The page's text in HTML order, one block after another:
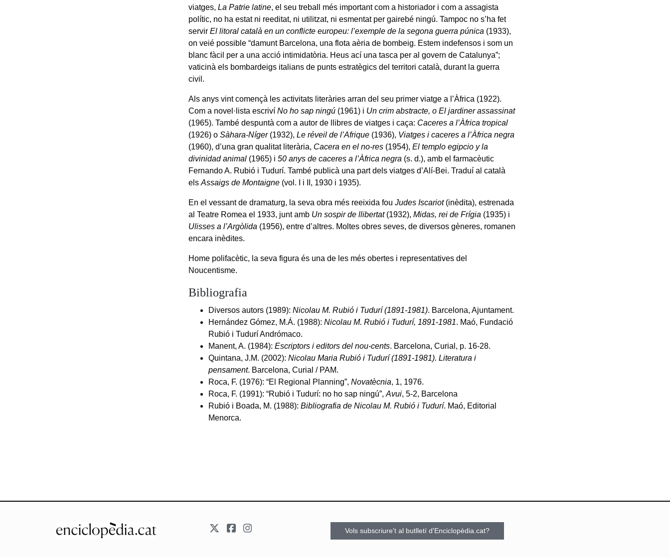
viatges,La Patrie latine, el seu treball més important com a historiador i com a assagista
polític, no ha estat ni reeditat, ni utilitzat, ni esmentat per gairebé ningú. Tampoc no s’ha fet
servirEl litoral català en un conflicte europeu: l’exemple de la segona guerra púnica (1933),
on veié possible“damunt Barcelona, una flota aèria de bombeig. Estem indefensos i som un
blanc fàcil per a una acció intimidatòria. Heus ací una tasca per al govern de Catalunya”;
vaticinà els bombardeigs italians de punts estratègics del territori català, durant la guerra
civil.
Als anys vint començà les activitats literàries arran del seu primer viatge a l’Àfrica (1922).
Com a novel·lista escrivíNo ho sap ningú (1961) i Un crim abstracte, o El jardiner assassinat
(1965). També despuntà com a autor de llibres de viatges i caça: Caceres a l’Àfrica tropical
(1926) oSàhara-Níger(1932),Le réveil de l’Afrique (1936), Viatges i caceres a l’Àfrica negra
(1960), d’una gran qualitat literària, Cacera en el no-res (1954),El templo egipcio y la
divinidad animal (1965) i50 anys de caceres a l’Àfrica negra (s. d.), amb el farmacèutic
Fernando A. Rubió i Tudurí. També publicà una part dels viatges d’Alí-Bei. Traduí al català
elsAssaigs de Montaigne (vol. I i II, 1930 i 1935).
En el vessant de dramaturg, la seva obra més reeixida fouJudes Iscariot(inèdita), estrenada
al Teatre Romea el 1933, junt amb Un sospir de llibertat(1932),Midas, rei de Frígia (1935) i
Ulisses a l’Argòlida (1956), entre d’altres. Moltes obres seves, de diversos gèneres, romanen
encara inèdites.
Home polifacètic, la seva figura és una de les més obertes i representatives del
Noucentisme.
Bibliografia
Diversos autors (1989):Nicolau M. Rubió i Tudurí (1891-1981). Barcelona, Ajuntament.
Hernández Gómez, M.Á. (1988):Nicolau M. Rubió i Tudurí, 1891-1981. Maó, Fundació
Rubió i Tudurí Andrómaco.
Manent, A. (1984):Escriptors i editors del nou-cents. Barcelona, Curial, p. 16-28.
Quintana, J.M. (2002):Nicolau Maria Rubió i Tudurí (1891-1981). Literatura i
pensament. Barcelona, Curial / PAM.
Roca, F. (1976): “El Regional Planning”,Novatècnia, 1, 1976.
Roca, F. (1991): “Rubió i Tudurí: no ho sap ningú”,Avui, 5-2, Barcelona
Rubió i Boada, M. (1988):Bibliografia de Nicolau M. Rubió i Tudurí. Maó, Editorial
Menorca.
Vols subscriure't al butlletí d'Enciclopèdia.cat?